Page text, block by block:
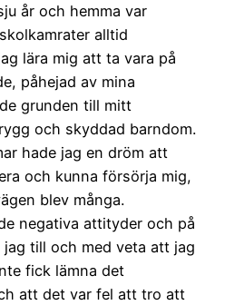
år och hemma var
alltid
lära mig att ta vara på
påhejad av mina
grunden till mitt
och skyddad barndom.
hade jag en dröm att
och kunna försörja mig,
blev många.
negativa attityder och på
till och med veta att jag
fick lämna det
att det var fel att tro att